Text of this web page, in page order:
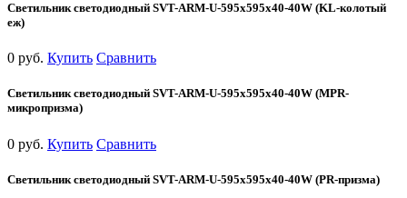
Светильник светодиодный SVT-ARM-U-595x595x40-40W (KL-колотый
еж)
0 руб. Купить Сравнить
Светильник светодиодный SVT-ARM-U-595x595x40-40W (MPR-
микропризма)
0 руб. Купить Сравнить
Светильник светодиодный SVT-ARM-U-595x595x40-40W (PR-призма)